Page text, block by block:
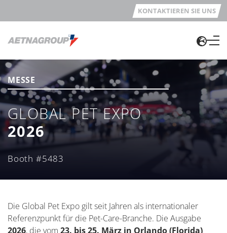
KONTAKTIEREN SIE UNS
MESSE
GLOBAL PET EXPO
2026
Booth #5483
Die Global Pet Expo gilt seit Jahren als internationaler
Referenzpunkt für die Pet-Care-Branche. Die Ausgabe
2026, die vom 23. bis 25. März in Orlando (Florida)